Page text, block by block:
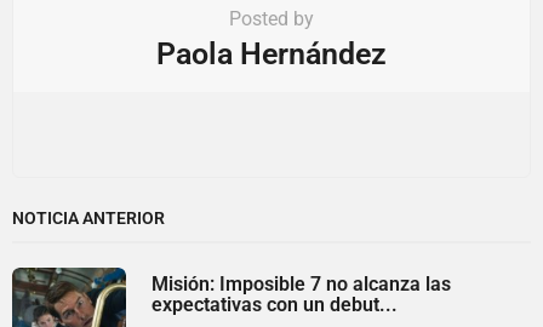
Posted by
Paola Hernández
NOTICIA ANTERIOR
Misión: Imposible 7 no alcanza las
expectativas con un debut...